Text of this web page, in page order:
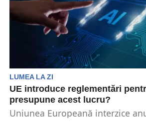
LUMEA LA ZI
UE introduce reglementări
presupune acest lucru?
Uniunea Europeană interzice